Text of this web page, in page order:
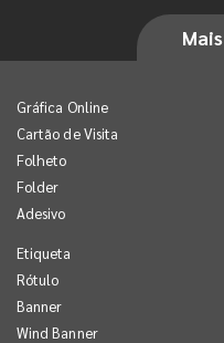
Gráfica Online
Cartão de Visita
Folheto
Folder
Adesivo
Etiqueta
Rótulo
Banner
Wind Banner